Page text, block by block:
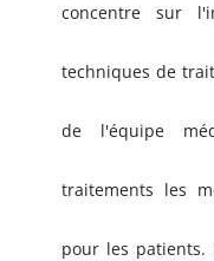
concentre sur
techniques de
de l'équipe
traitements les
pour les patients.